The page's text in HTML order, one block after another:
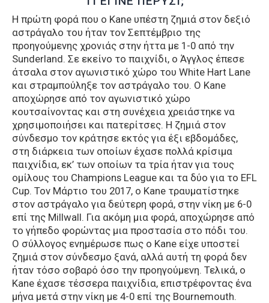
Η πρώτη φορά που ο Kane υπέστη ζημιά στον δεξιό
αστράγαλο του ήταν τον Σεπτέμβριο της
προηγούμενης χρονιάς στην ήττα με 1-0 από την
Sunderland. Σε εκείνο το παιχνίδι, ο Άγγλος έπεσε
άτσαλα στον αγωνιστικό χώρο του White Hart Lane
και στραμπούληξε τον αστράγαλο του. Ο Kane
αποχώρησε από τον αγωνιστικό χώρο
κουτσαίνοντας και στη συνέχεια χρειάστηκε να
χρησιμοποιήσει και πατερίτσες. Η ζημιά στον
σύνδεσμο τον κράτησε εκτός για έξι εβδομάδες,
στη διάρκεια των οποίων έχασε πολλά κρίσιμα
παιχνίδια, εκ’ των οποίων τα τρία ήταν για τους
ομίλους του Champions League και τα δύο για το EFL
Cup. Τον Μάρτιο του 2017, ο Kane τραυματίστηκε
στον αστράγαλο για δεύτερη φορά, στην νίκη με 6-0
επί της Millwall. Για ακόμη μια φορά, αποχώρησε από
το γήπεδο φορώντας μια προστασία στο πόδι του.
Ο σύλλογος ενημέρωσε πως ο Kane είχε υποστεί
ζημιά στον σύνδεσμο ξανά, αλλά αυτή τη φορά δεν
ήταν τόσο σοβαρό όσο την προηγούμενη. Τελικά, ο
Kane έχασε τέσσερα παιχνίδια, επιστρέφοντας ένα
μήνα μετά στην νίκη με 4-0 επί της Bournemouth.